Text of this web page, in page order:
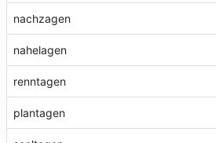
nachzagen
nahelagen
renntagen
plantagen